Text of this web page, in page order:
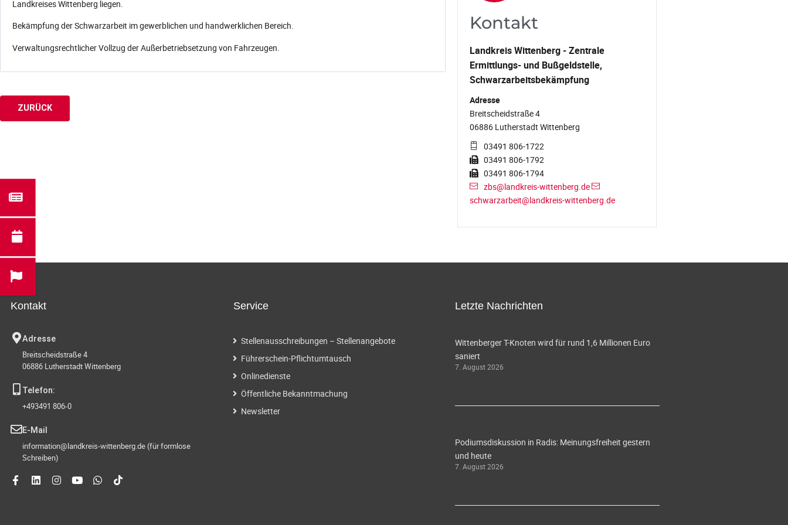
Landkreises Wittenberg liegen.
Bekämpfung der Schwarzarbeit im gewerblichen und handwerklichen Bereich.
Verwaltungsrechtlicher Vollzug der Außerbetriebsetzung von Fahrzeugen.
ZURÜCK
Kontakt
Landkreis Wittenberg - Zentrale
Ermittlungs- und Bußgeldstelle,
Schwarzarbeitsbekämpfung
Adresse
Breitscheidstraße 4
06886 Lutherstadt Wittenberg
03491 806-1722
03491 806-1792
03491 806-1794
zbs@landkreis-wittenberg.de
schwarzarbeit@landkreis-wittenberg.de
Kontakt
Adresse
Breitscheidstraße 4
06886 Lutherstadt Wittenberg
Telefon:
+493491 806-0
E-Mail
information@landkreis-wittenberg.de (für formlose
Schreiben)
Service
Stellenausschreibungen – Stellenangebote
Führerschein-Pflichtumtausch
Onlinedienste
Öffentliche Bekanntmachung
Newsletter
Letzte Nachrichten
Wittenberger T-Knoten wird für rund 1,6 Millionen Euro
saniert
7. August 2026
Podiumsdiskussion in Radis: Meinungsfreiheit gestern
und heute
7. August 2026